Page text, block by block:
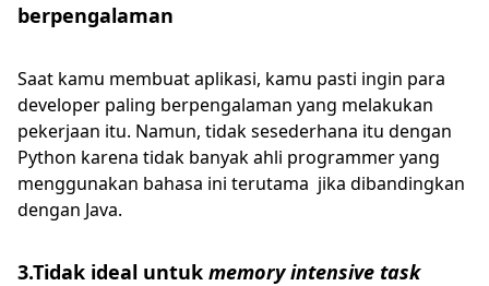
berpengalaman
Saat kamu membuat aplikasi, kamu pasti ingin para
developer paling berpengalaman yang melakukan
pekerjaan itu. Namun, tidak sesederhana itu dengan
Python karena tidak banyak ahli programmer yang
menggunakan bahasa ini terutama jika dibandingkan
dengan Java.
3.Tidak ideal untuk memory intensive task